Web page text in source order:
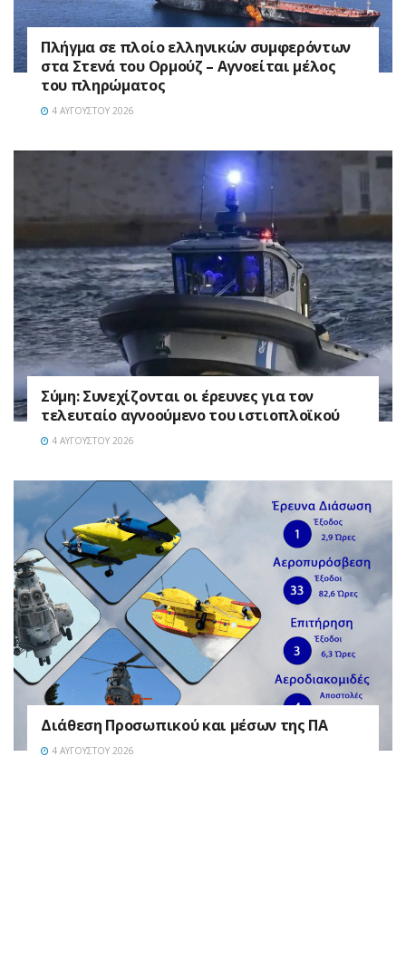
Πλήγμα σε πλοίο ελληνικών συμφερόντων
στα Στενά του Ορμούζ – Αγνοείται μέλος
του πληρώματος
4 ΑΥΓΟΎΣΤΟΥ 2026
Σύμη: Συνεχίζονται οι έρευνες για τον
τελευταίο αγνοούμενο του ιστιοπλοϊκού
4 ΑΥΓΟΎΣΤΟΥ 2026
Διάθεση Προσωπικού και μέσων της ΠΑ
4 ΑΥΓΟΎΣΤΟΥ 2026